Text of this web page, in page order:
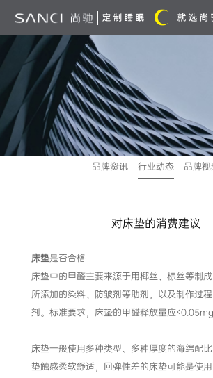
品牌资讯 行业动态 品牌视
对床垫的消费建议
床垫是否合格
床垫中的甲醛主要来源于用椰丝、棕丝等制
所添加的染料、防皱剂等助剂，以及制作过
剂。标准要求，床垫的甲醛释放量应
床垫一般使用多种类型、多种厚度的海绵配
垫触感柔软舒适，回弹性差的床垫可能是使